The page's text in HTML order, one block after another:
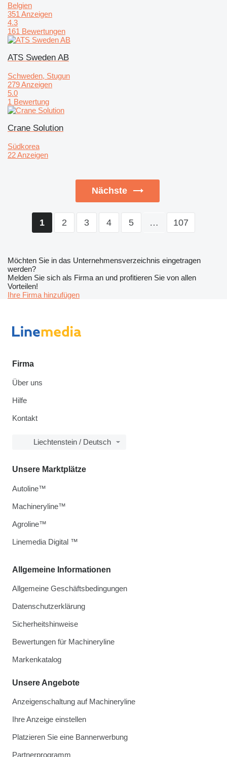
Belgien
351 Anzeigen
4.3
161 Bewertungen
ATS Sweden AB
Schweden, Stugun
279 Anzeigen
5.0
1 Bewertung
Crane Solution
Südkorea
22 Anzeigen
Nächste
1 2 3 4 5 … 107
Möchten Sie in das Unternehmensverzeichnis eingetragen
werden?
Melden Sie sich als Firma an und profitieren Sie von allen
Vorteilen!
Ihre Firma hinzufügen
Firma
Über uns
Hilfe
Kontakt
Liechtenstein / Deutsch
Allgemeine Informationen
Allgemeine Geschäftsbedingungen
Datenschutzerklärung
Sicherheitshinweise
Bewertungen für Machineryline
Markenkatalog
Unsere Angebote
Anzeigenschaltung auf Machineryline
Ihre Anzeige einstellen
Platzieren Sie eine Bannerwerbung
Partnerprogramm
Unsere Marktplätze
Autoline™
Machineryline™
Agroline™
Linemedia Digital ™